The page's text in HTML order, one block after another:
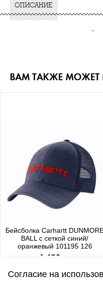
ОПИСАНИЕ
-
ВАМ ТАКЖЕ МОЖЕТ
Бейсболка Carhartt
BALL с сеткой синий/
оранжевый 101195 126
4 480 р.
Согласие на